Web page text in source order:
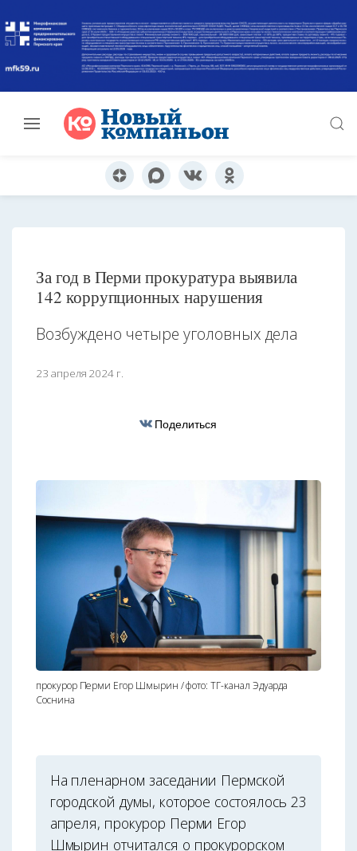
За год в Перми прокуратура выявила
142 коррупционных нарушения
Возбуждено четыре уголовных дела
23 апреля 2024 г.
Поделиться
прокурор Перми Егор Шмырин / фото: ТГ-канал Эдуарда
Соснина
На пленарном заседании Пермской
городской думы, которое состоялось 23
апреля, прокурор Перми Егор
Шмырин отчитался о прокурорском